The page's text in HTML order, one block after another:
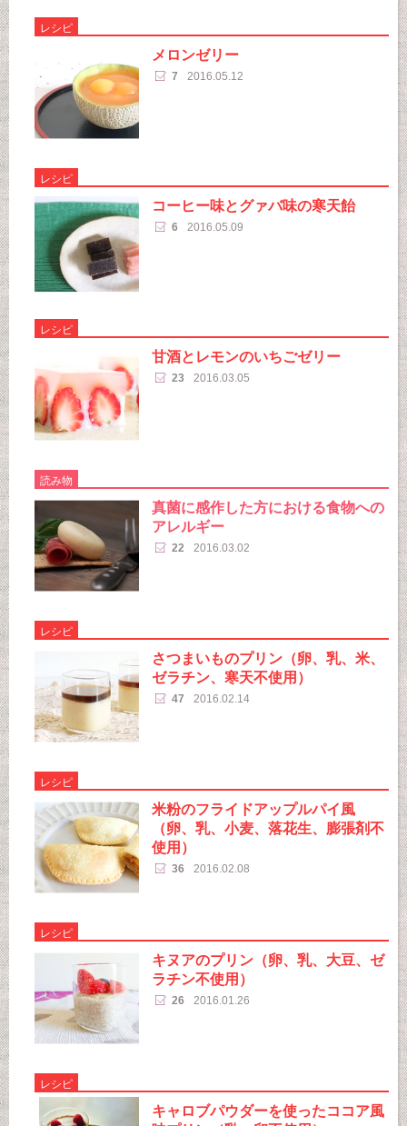
レシピ
メロンゼリー
7 2016.05.12
レシピ
コーヒー味とグァバ味の寒天飴
6 2016.05.09
レシピ
甘酒とレモンのいちごゼリー
23 2016.03.05
読み物
真菌に感作した方における食物への
アレルギー
22 2016.03.02
レシピ
さつまいものプリン（卵、乳、米、
ゼラチン、寒天不使用）
47 2016.02.14
レシピ
米粉のフライドアップルパイ風
（卵、乳、小麦、落花生、膨張剤不
使用）
36 2016.02.08
レシピ
キヌアのプリン（卵、乳、大豆、ゼ
ラチン不使用）
26 2016.01.26
レシピ
キャロブパウダーを使ったココア風